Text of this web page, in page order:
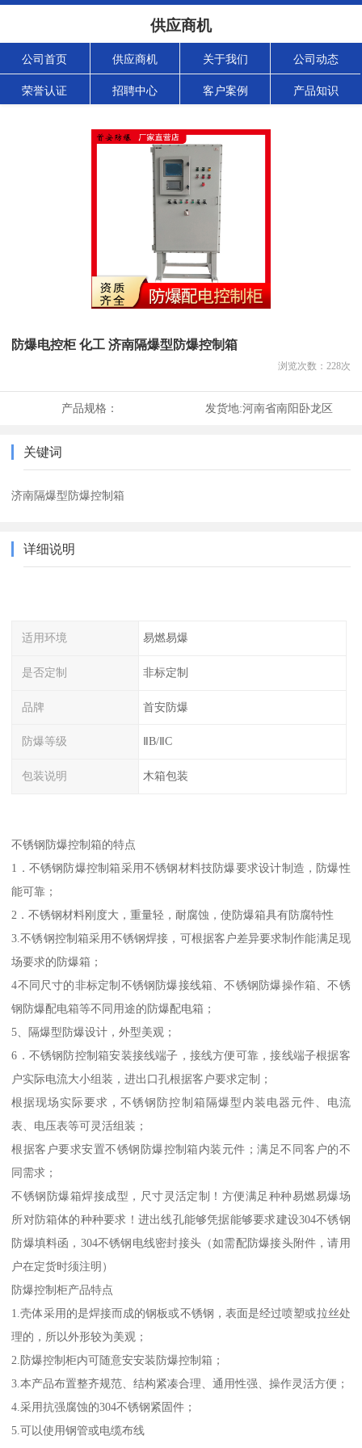
供应商机
公司首页 供应商机 关于我们 公司动态
荣誉认证 招聘中心 客户案例 产品知识
防爆电控柜 化工 济南隔爆型防爆控制箱
浏览次数： 228次
产品规格： 发货地:河南省南阳卧龙区
关键词
济南隔爆型防爆控制箱
详细说明
适用环境 易燃易爆
是否定制 非标定制
品牌 首安防爆
防爆等级 ⅡB/ⅡC
包装说明 木箱包装
不锈钢防爆控制箱的特点
1．不锈钢防爆控制箱采用不锈钢材料技防爆要求设计制造，防爆性
能可靠；
2．不锈钢材料刚度大，重量轻，耐腐蚀，使防爆箱具有防腐特性
3.不锈钢控制箱采用不锈钢焊接，可根据客户差异要求制作能满足现
场要求的防爆箱；
4不同尺寸的非标定制不锈钢防爆接线箱、不锈钢防爆操作箱、不锈
钢防爆配电箱等不同用途的防爆配电箱；
5、隔爆型防爆设计，外型美观；
6．不锈钢防控制箱安装接线端子，接线方便可靠，接线端子根据客
户实际电流大小组装，进出口孔根据客户要求定制；
根据现场实际要求，不锈钢防控制箱隔爆型内装电器元件、电流
表、电压表等可灵活组装；
根据客户要求安置不锈钢防爆控制箱内装元件；满足不同客户的不
同需求；
不锈钢防爆箱焊接成型，尺寸灵活定制！方便满足种种易燃易爆场
所对防箱体的种种要求！进出线孔能够凭据能够要求建设304不锈钢
防爆填料函，304不锈钢电线密封接头（如需配防爆接头附件，请用
户在定货时须注明）
防爆控制柜产品特点
1.壳体采用的是焊接而成的钢板或不锈钢，表面是经过喷塑或拉丝处
理的，所以外形较为美观；
2.防爆控制柜内可随意安安装防爆控制箱；
3.本产品布置整齐规范、结构紧凑合理、通用性强、操作灵活方便；
4.采用抗强腐蚀的304不锈钢紧固件；
5.可以使用钢管或电缆布线